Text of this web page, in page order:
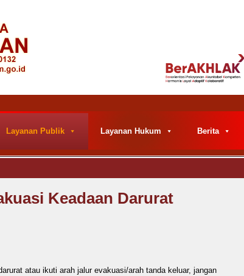
Layanan Publik Layanan Hukum Berita
Keadaan Darurat
atau ikuti arah jalur evakuasi/arah tanda keluar, jangan